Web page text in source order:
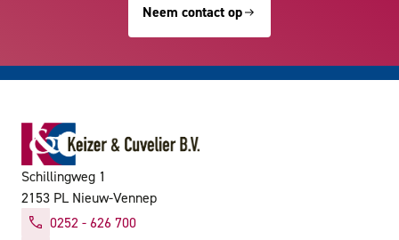
Neem contact op
Schillingweg 1
2153 PL Nieuw-Vennep
0252 - 626 700